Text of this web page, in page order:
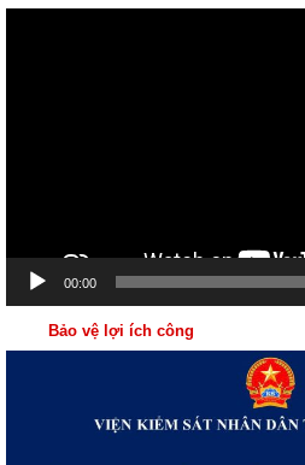
00:00
Bảo vệ lợi ích công